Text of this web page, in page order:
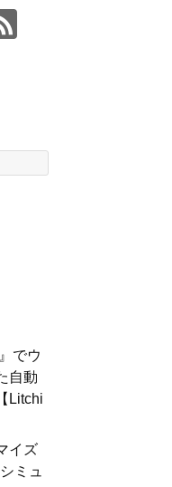
でウ
自動
Litchi
イズ
ミュ